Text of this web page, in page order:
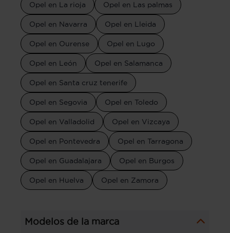
Opel en La rioja Opel en Las palmas
Opel en Navarra Opel en Lleida
Opel en Ourense Opel en Lugo
Opel en León Opel en Salamanca
Opel en Santa cruz tenerife
Opel en Segovia Opel en Toledo
Opel en Valladolid Opel en Vizcaya
Opel en Pontevedra Opel en Tarragona
Opel en Guadalajara Opel en Burgos
Opel en Huelva Opel en Zamora
Modelos de la marca